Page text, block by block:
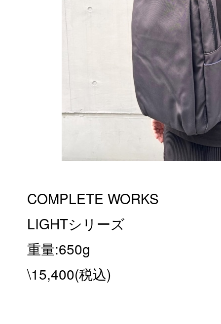
COMPLETE WORKS
LIGHTシリーズ
重量:650g
\15,400(税込)